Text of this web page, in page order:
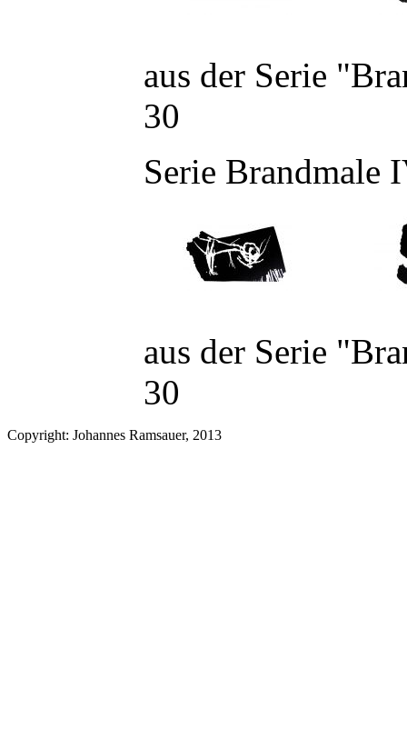
aus der Serie
30
Serie Brandmale
aus der Serie
30
Copyright: Johannes Ramsauer, 2013